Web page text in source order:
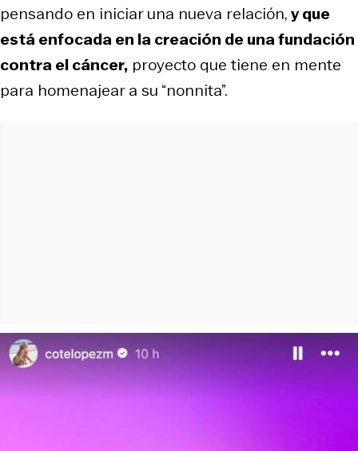
pensando en iniciar una nueva relación,y que
está enfocada en la creación de una fundación
contra el cáncer, proyecto que tiene en mente
para homenajear a su “nonnita”.